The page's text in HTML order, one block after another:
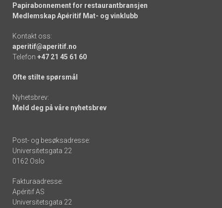
Papirabonnement for restaurantbransjen
Medlemskap Apéritif Mat- og vinklubb
Kontakt oss:
aperitif@aperitif.no
Telefon +47 21 45 61 60
Ofte stilte spørsmål
Nyhetsbrev:
Meld deg på våre nyhetsbrev
Post- og besøksadresse:
Universitetsgata 22
0162 Oslo
Fakturaadresse:
Apéritif AS
Universitetsgata 22